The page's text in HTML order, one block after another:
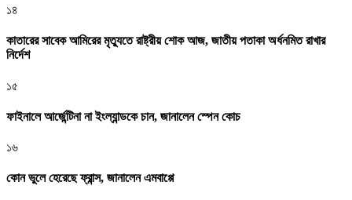
১৪
কাতারের সাবেক আমিরের মৃত্যুতে রাষ্ট্রীয় শোক আজ, জাতীয় পতাকা অর্ধনমিত রাখার
নির্দেশ
১৫
ফাইনালে আর্জেন্টিনা না ইংল্যান্ডকে চান, জানালেন স্পেন কোচ
১৬
কোন ভুলে হেরেছে ফ্রান্স, জানালেন এমবাপ্পে